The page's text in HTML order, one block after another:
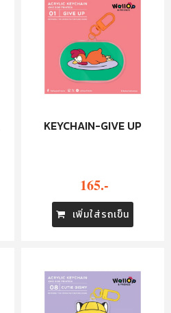
KEYCHAIN-GIVE UP
165.-
เพิ่มใส่รถเข็น